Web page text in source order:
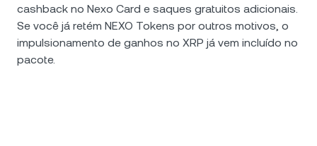
cashback no Nexo Card e saques gratuitos adicionais.
Se você já retém NEXO Tokens por outros motivos, o
impulsionamento de ganhos no XRP já vem incluído no
pacote.